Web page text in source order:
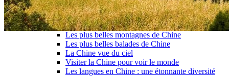
Les Minorités Ethniques Chinoises
Fêtes traditionnelles & vacances en Chine
Les signes astrologiques Chinois
Les plus belles montagnes de Chine
Les plus belles balades de Chine
La Chine vue du ciel
Visiter la Chine pour voir le monde
Les langues en Chine : une étonnante diversité